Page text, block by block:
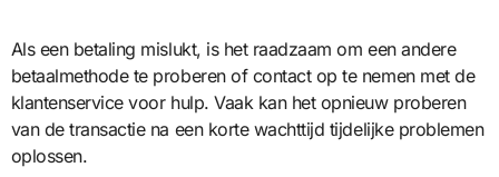
Als een betaling mislukt, is het raadzaam om een andere
betaalmethode te proberen of contact op te nemen met de
klantenservice voor hulp. Vaak kan het opnieuw proberen
van de transactie na een korte wachttijd tijdelijke problemen
oplossen.